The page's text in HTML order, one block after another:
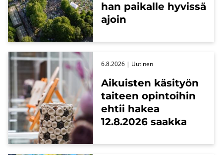
han pai­kal­le hy­vis­sä
ajoin
Ai­kuis­ten kä­si­työn
tai­teen opin­toi­hin
ehtii hakea
12.8.2026 saak­ka
6.8.2026 | Uu­ti­nen